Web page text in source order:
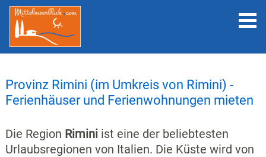
Provinz Rimini (im Umkreis von Rimini) -
Ferienhäuser und Ferienwohnungen mieten
Die Region Riminiist eine der beliebtesten
Urlaubsregionen von Italien. Die Küste wird von